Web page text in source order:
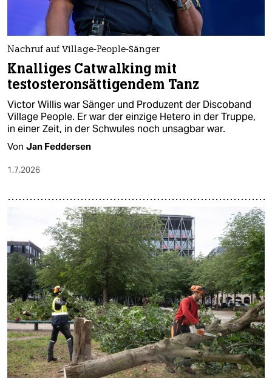
Nachruf auf Village-People-Sänger
Knalliges Catwalking mit
testosteronsättigendem Tanz
Victor Willis war Sänger und Produzent der Discoband
Village People. Er war der einzige Hetero in der Truppe,
in einer Zeit, in der Schwules noch unsagbar war.
Von Jan Feddersen
1.7.2026